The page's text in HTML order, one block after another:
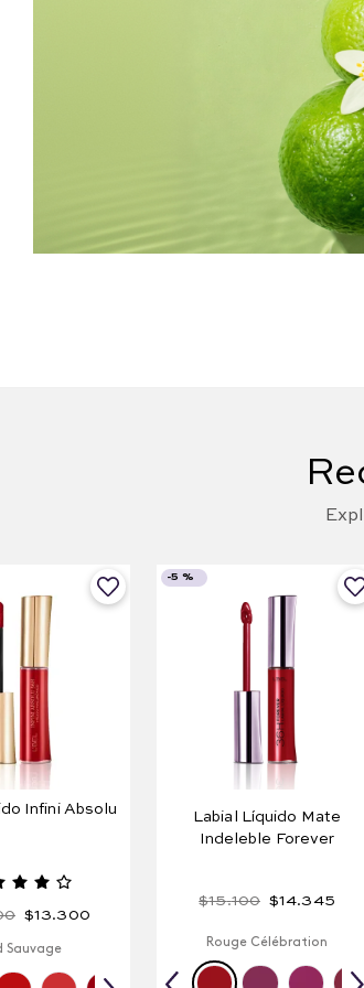
Infini Absolu
$13.300
Sauvage
-5 %
Labial Líquido Mate
Indeleble Forever
$15.100 $14.345
Rouge Célébration